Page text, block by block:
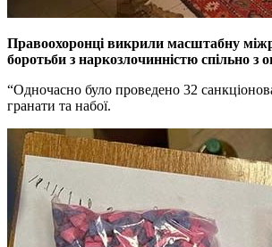
Правоохоронці викрили масштабну
боротьби з наркозлочинністю спільно
“Одночасно було проведено 32
гранати та набої.